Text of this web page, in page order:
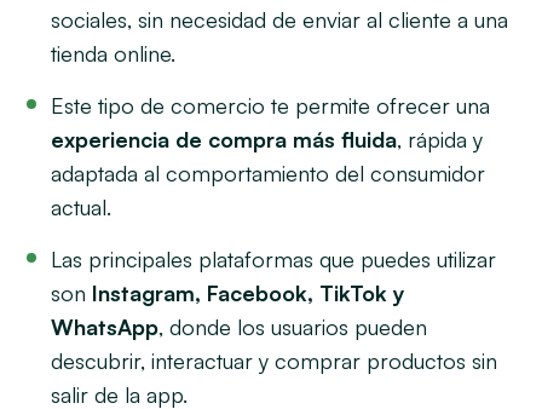
sociales, sin necesidad de enviar al cliente a una
tienda online.
Este tipo de comercio te permite ofrecer una
experiencia de compra más fluida, rápida y
adaptada al comportamiento del consumidor
actual.
Las principales plataformas que puedes utilizar
son Instagram, Facebook, TikTok y
WhatsApp, donde los usuarios pueden
descubrir, interactuar y comprar productos sin
salir de la app.